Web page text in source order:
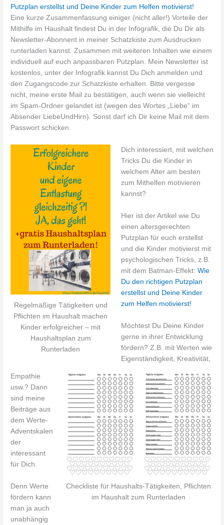
Putzplan erstellst und Deine Kinder zum Helfen motivierst!
Eine kurze Zusammenfassung einiger (nicht aller!) Vorteile der
Mithilfe im Haushalt findest Du in der Infografik, die Du Dir als
Newsletter-Abonnent in meiner Schatzkiste zum Ausdrucken
runterladen kannst. Zusammen mit weiteren Inhalten wie einem
individuell auf euch anpassbaren Putzplan. Mein Newsletter ist
kostenlos, unter der Infografik kannst Du Dich anmelden und
den Zugangscode zur Schatzkiste erhalten. Bitte vergesse
nicht, meine erste Mail zu bestätigen, auch wenn sie vielleicht
im Spam-Ordner gelandet ist (wegen des Wortes „Liebe“ im
Absender LiebeUndHirn). Sonst darf ich Dir keine Mail mit dem
Passwort schicken.
Regelmäßige Tätigkeiten und
Pflichten im Haushalt machen
Kinder erfolgreicher – mit
Haushaltsplan zum
Runterladen
Dich interessiert, mit welchen
Tricks Du die Kinder in
welchem Alter am besten
zum Mithelfen motivieren
kannst?
Hier ist der Artikel wie Du
einen altersgerechten
Putzplan für euch erstellst
und die Kinder motivierst mit
psychologischen Tricks, z.B.
mit dem Batman-Effekt: Wie
Du den richtigen Putzplan
erstellst und Deine Kinder
zum Helfen motivierst!
Checkliste für Haushalts-Tätigkeiten, Pflichten
im Haushalt zum Runterladen
Möchtest Du Deine Kinder
gerne in ihrer Entwicklung
fördern? Z.B. mit Werten wie
Eigenständigkeit, Kreativität,
Empathie
usw.? Dann
sind meine
Beiträge aus
dem Werte-
Adventskalen
der
interessant
für Dich.
Denn Werte
fördern kann
man ja auch
unabhängig